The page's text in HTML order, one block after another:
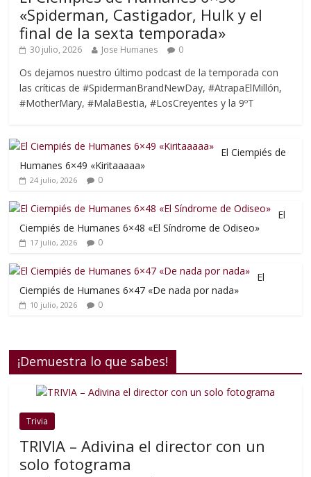
«Spiderman, Castigador, Hulk y el
final de la sexta temporada»
30 julio, 2026 Jose Humanes 0
Os dejamos nuestro último podcast de la temporada con
las críticas de #SpidermanBrandNewDay, #AtrapaElMillón,
#MotherMary, #MalaBestia, #LosCreyentes y la 9ºT
El Ciempiés de
Humanes 6×49 «Kiritaaaaa»
24 julio, 2026 0
El
Ciempiés de Humanes 6×48 «El Síndrome de Odiseo»
17 julio, 2026 0
El
Ciempiés de Humanes 6×47 «De nada por nada»
10 julio, 2026 0
¡Demuestra lo que sabes!
Trivia
TRIVIA – Adivina el director con un
solo fotograma